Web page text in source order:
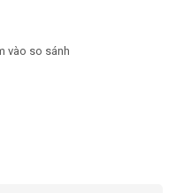
vào so sánh